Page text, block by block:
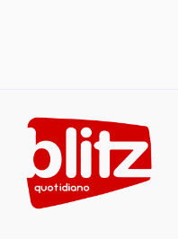
content